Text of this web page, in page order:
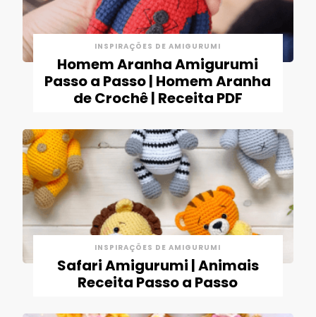
INSPIRAÇÕES DE AMIGURUMI
Homem Aranha Amigurumi
Passo a Passo | Homem Aranha
de Crochê | Receita PDF
INSPIRAÇÕES DE AMIGURUMI
Safari Amigurumi | Animais
Receita Passo a Passo